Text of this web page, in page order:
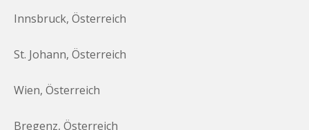
Innsbruck, Österreich
St. Johann, Österreich
Wien, Österreich
Bregenz, Österreich